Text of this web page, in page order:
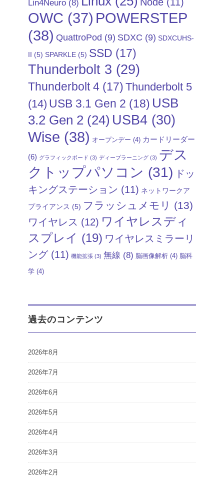
Lin4Neuro (8)
OWC (37) POWERSTEP
(38) QuattroPod (9) SDXC (9) SDXCUHS-
II (5) SPARKLE (5) SSD (17)
Thunderbolt 3 (29)
Thunderbolt 4 (17) Thunderbolt 5
(14) USB 3.1 Gen 2 (18) USB
3.2 Gen 2 (24) USB4 (30)
Wise (38) オープンデー (4) カードリーダー
(6) グラフィックボード (3) ディープラーニング (3) デス
クトップパソコン (31) ドッ
キングステーション (11) ネットワークア
プライアンス (5) フラッシュメモリ (13)
ワイヤレス (12) ワイヤレスディ
スプレイ (19) ワイヤレスミラーリ
ング(11) 機能拡張 (3) 無線 (8) 脳画像解析 (4) 脳科
学 (4)
過去のコンテンツ
2026年8月
2026年7月
2026年6月
2026年5月
2026年4月
2026年3月
2026年2月